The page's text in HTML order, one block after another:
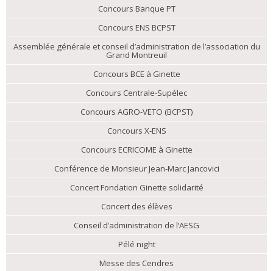
Concours Banque PT
Concours ENS BCPST
Assemblée générale et conseil d’administration de l’association du
Grand Montreuil
Concours BCE à Ginette
Concours Centrale-Supélec
Concours AGRO-VETO (BCPST)
Concours X-ENS
Concours ECRICOME à Ginette
Conférence de Monsieur Jean-Marc Jancovici
Concert Fondation Ginette solidarité
Concert des élèves
Conseil d’administration de l’AESG
Pélé night
Messe des Cendres